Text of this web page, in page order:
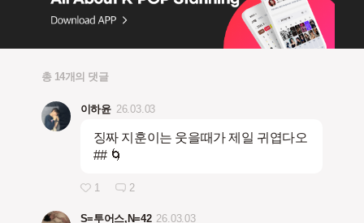
총 14개의 댓글
이하윤 26.03.03
징짜 지훈이는 웃을때가 제일 귀엽다오
## 🌀
1 2
S=투어스,N=42 26.03.03